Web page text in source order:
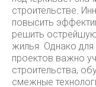
строительстве.
повысить
решить
жилья. Однако для
проектов важно
строительства,
смежные